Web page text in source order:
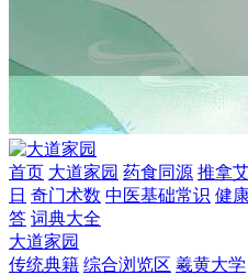
首页 大道家园 药食同源 推拿
日 奇门术数 中医基础常识 健
答 词典大全
大道家园
传统典籍 综合浏览区 羲黄大学